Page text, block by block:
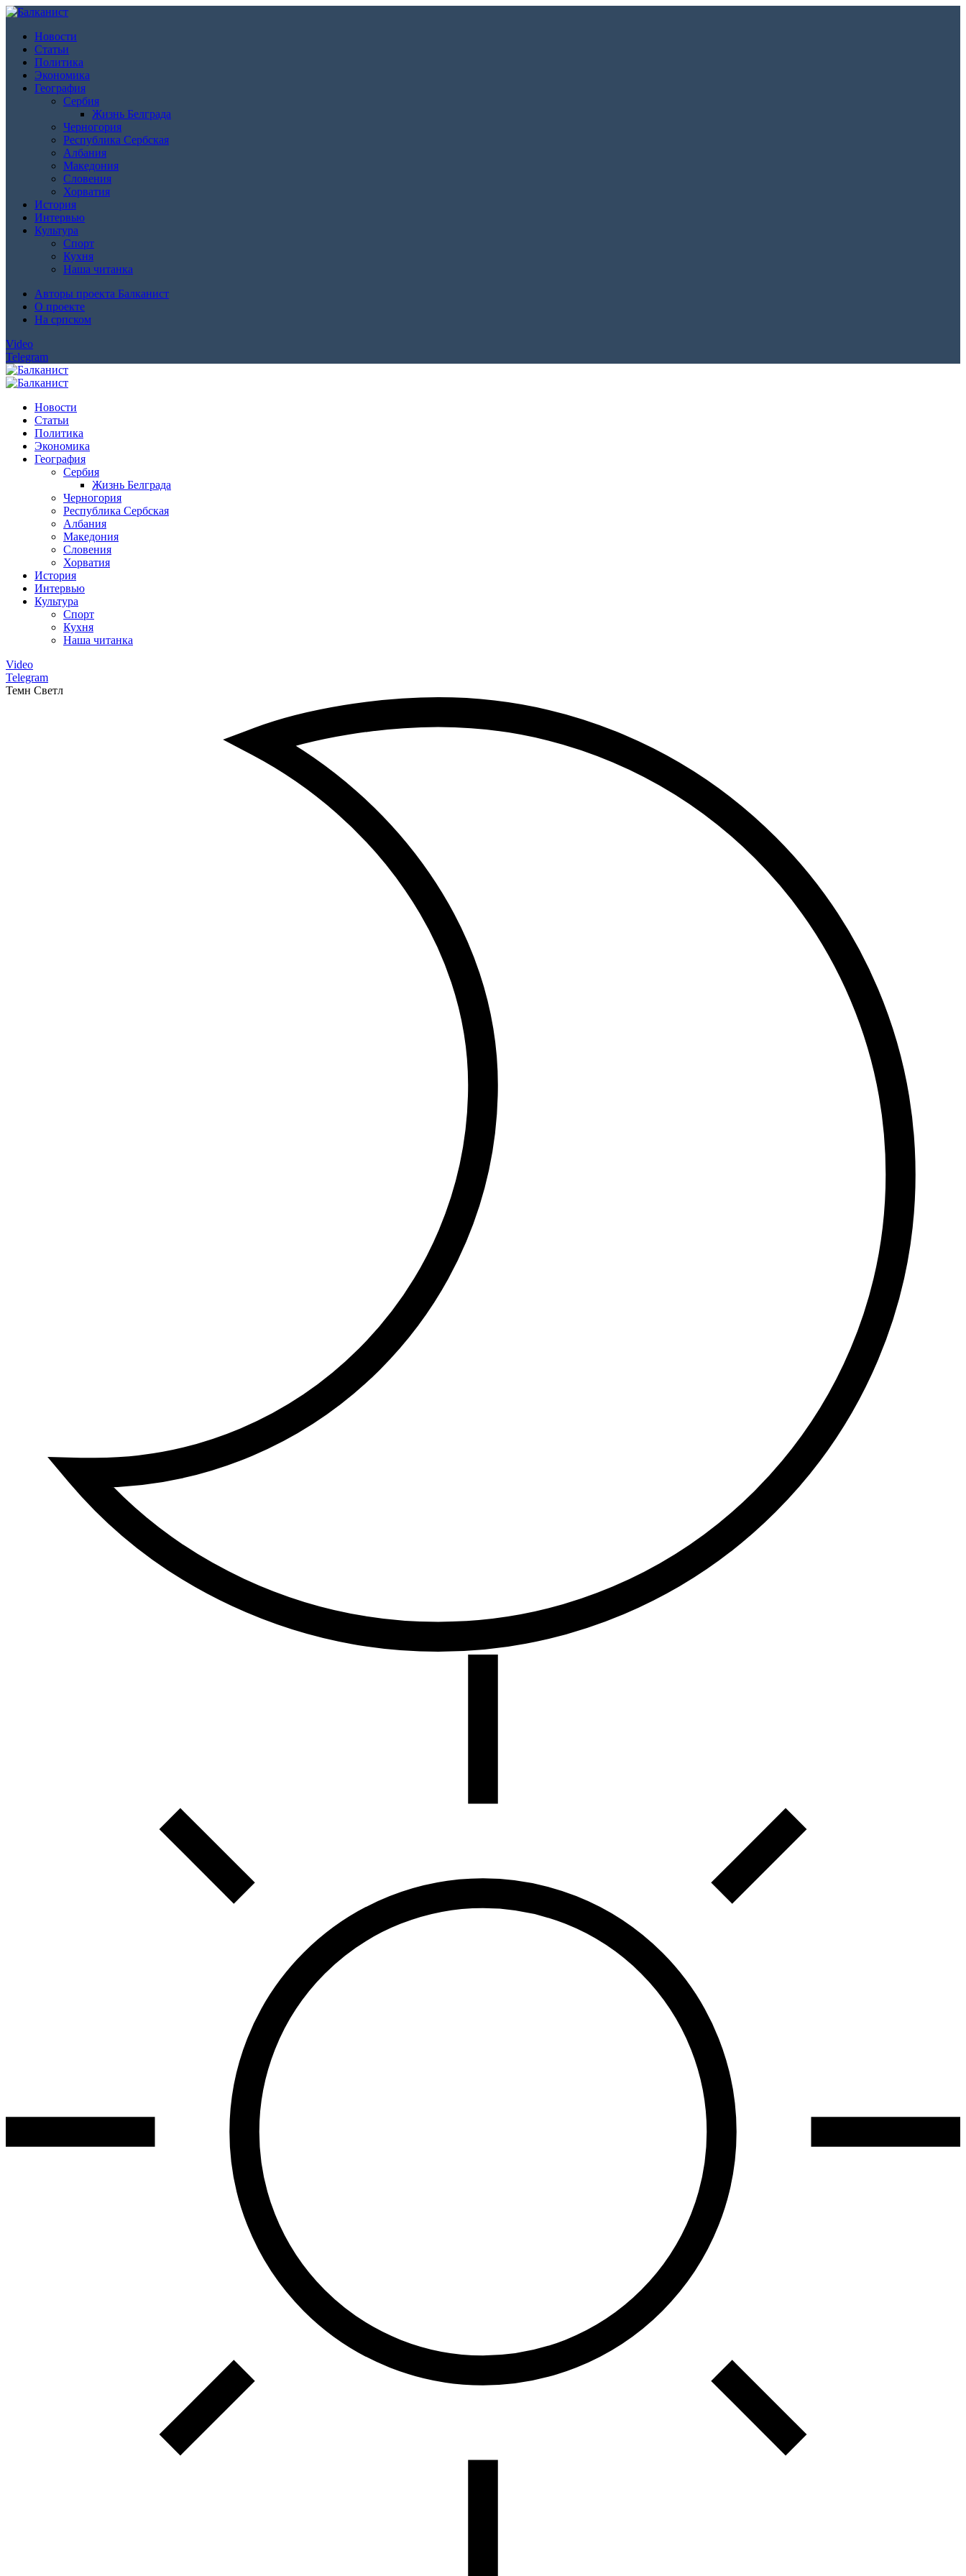
Новости
Статьи
Политика
Экономика
География
Сербия
Жизнь Белграда
Черногория
Республика Сербская
Албания
Македония
Словения
Хорватия
История
Интервью
Культура
Спорт
Кухня
Наша читанка
Авторы проекта Балканист
О проекте
На српском
Video
Telegram
Новости
Статьи
Политика
Экономика
География
Сербия
Жизнь Белграда
Черногория
Республика Сербская
Албания
Македония
Словения
Хорватия
История
Интервью
Культура
Спорт
Кухня
Наша читанка
Video
Telegram
Темн Светл